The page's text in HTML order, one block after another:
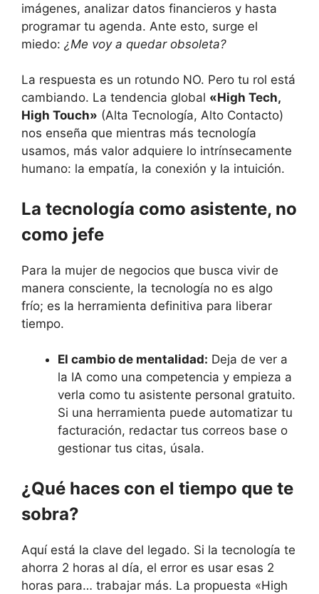
imágenes, analizar datos financieros y hasta
programar tu agenda. Ante esto, surge el
miedo: ¿Me voy a quedar obsoleta?
La respuesta es un rotundo NO. Pero tu rol está
cambiando. La tendencia global «High Tech,
High Touch» (Alta Tecnología, Alto Contacto)
nos enseña que mientras más tecnología
usamos, más valor adquiere lo intrínsecamente
humano: la empatía, la conexión y la intuición.
La tecnología como asistente, no
como jefe
Para la mujer de negocios que busca vivir de
manera consciente, la tecnología no es algo
frío; es la herramienta definitiva para liberar
tiempo.
El cambio de mentalidad: Deja de ver a
la IA como una competencia y empieza a
verla como tu asistente personal gratuito.
Si una herramienta puede automatizar tu
facturación, redactar tus correos base o
gestionar tus citas, úsala.
¿Qué haces con el tiempo que te
sobra?
Aquí está la clave del legado. Si la tecnología te
ahorra 2 horas al día, el error es usar esas 2
horas para… trabajar más. La propuesta «High